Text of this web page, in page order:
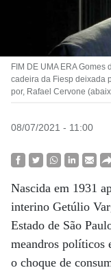
FIM DE UMA ERA
cadeira da Fiesp deixada
por, Rafael Cervone
08/07/2021 - 11:00
Nascida em 1931
interino Getúlio
Estado de São
meandros políticos
o choque de